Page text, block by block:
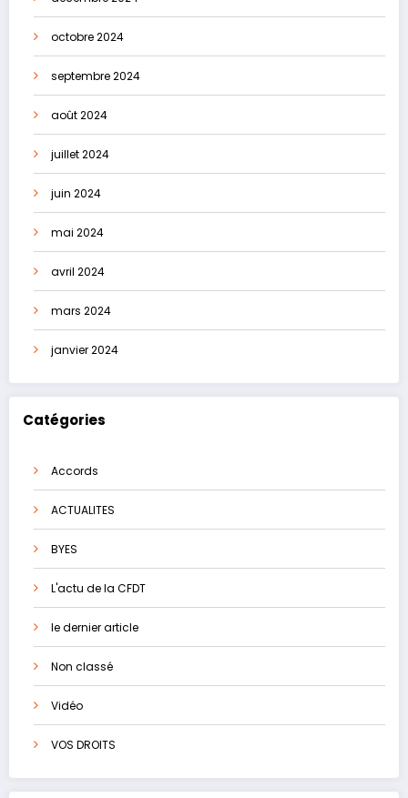
octobre 2024
septembre 2024
août 2024
juillet 2024
juin 2024
mai 2024
avril 2024
mars 2024
janvier 2024
Catégories
Accords
ACTUALITES
BYES
L'actu de la CFDT
le dernier article
Non classé
Vidéo
VOS DROITS